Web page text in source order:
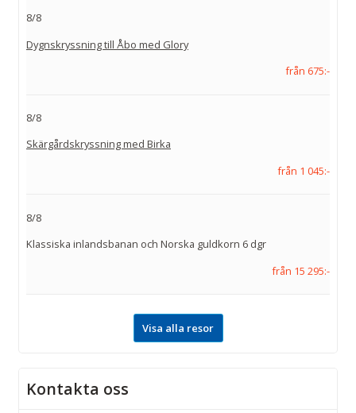
8/8
Dygnskryssning till Åbo med Glory
från 675:-
8/8
Skärgårdskryssning med Birka
från 1 045:-
8/8
Klassiska inlandsbanan och Norska guldkorn 6 dgr
från 15 295:-
Visa alla resor
Kontakta oss